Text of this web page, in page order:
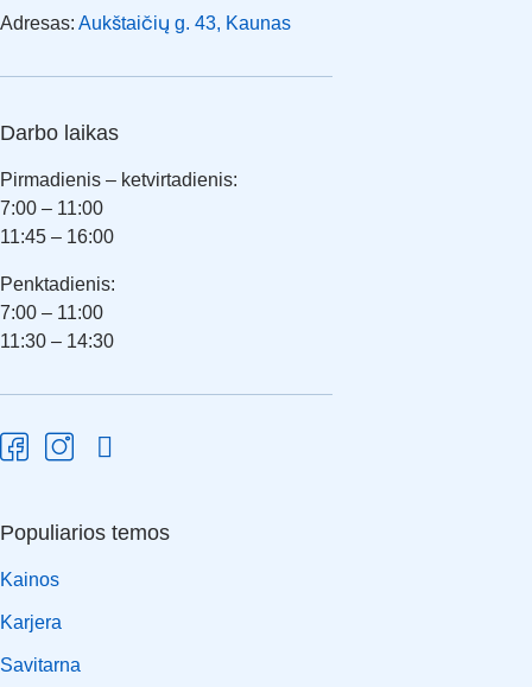
Adresas: Aukštaičių g. 43, Kaunas
Darbo laikas
Pirmadienis – ketvirtadienis:
7:00 – 11:00
11:45 – 16:00
Penktadienis:
7:00 – 11:00
11:30 – 14:30
Populiarios temos
Kainos
Karjera
Savitarna